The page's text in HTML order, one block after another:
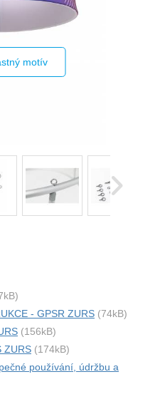
motív
- GPSR ZURS (74kB)
(156kB)
ZURS (174kB)
používání, údržbu a